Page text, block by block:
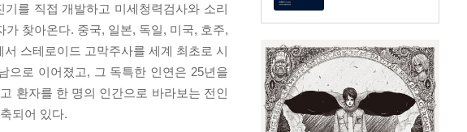
를 직접 개발하고 미세청력검사와 소리
찾아온다. 중국, 일본, 독일, 미국, 호주,
스테로이드 고막주사를 세계 최초로 시
으로 이어졌고, 그 독특한 인연은 25년을
환자를 한 명의 인간으로 바라보는 전인
되어 있다.